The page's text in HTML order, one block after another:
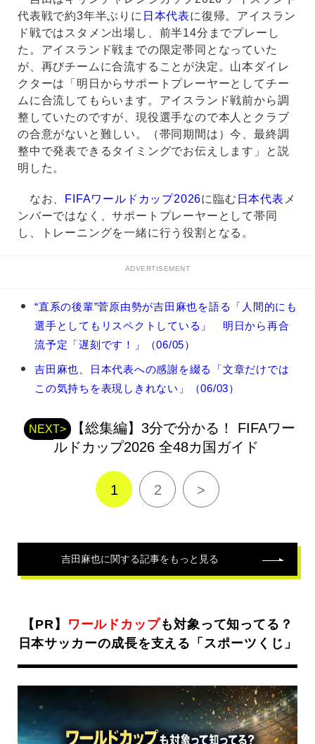
代表戦で約3年半ぶりに 日本代表に復帰。アイスラン
ド戦ではスタメン出場し、前半14分までプレーし
た。アイスランド戦までの限定帯同となっていた
が、再びチームに合流することが決定。山本ダイレ
クターは「明日からサポートプレーヤーとしてチー
ムに合流してもらいます。アイスランド戦前から調
整していたのですが、現役選手なので本人とクラブ
の合意がないと難しい。（帯同期間は）今、最終調
整中で発表できるタイミングでお伝えします」と説
明した。
なお、 FIFAワールドカップ2026に臨む 日本代表 メ
ンバーではなく、サポートプレーヤーとして帯同
し、トレーニングを一緒に行う役割となる。
ADVERTISEMENT
吉
関
事
“直系の後輩”菅原由勢が吉田麻也を語る「人間的にも
選手としてもリスペクトしている」 明日から再合
流予定「遅刻です！」（06/05）
吉田麻也、日本代表への感謝を綴る「文章だけでは
この気持ちを表現しきれない」（06/03）
NEXT> 【総集編】3分で分かる！ FIFAワー
ルドカップ2026 全48カ国ガイド
1 2 >
吉田麻也に関する記事をもっと見る
【PR】 ワールドカップも対象って知ってる？
日本サッカーの成長を支える「スポーツくじ」